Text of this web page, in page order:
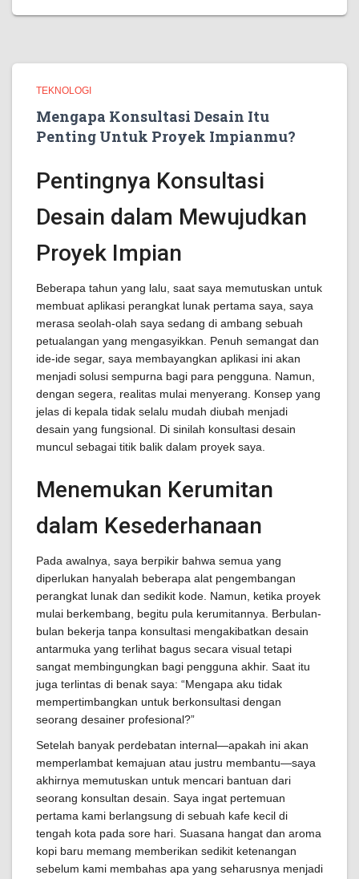
TEKNOLOGI
Mengapa Konsultasi Desain Itu
Penting Untuk Proyek Impianmu?
Pentingnya Konsultasi
Desain dalam Mewujudkan
Proyek Impian
Beberapa tahun yang lalu, saat saya memutuskan untuk
membuat aplikasi perangkat lunak pertama saya, saya
merasa seolah-olah saya sedang di ambang sebuah
petualangan yang mengasyikkan. Penuh semangat dan
ide-ide segar, saya membayangkan aplikasi ini akan
menjadi solusi sempurna bagi para pengguna. Namun,
dengan segera, realitas mulai menyerang. Konsep yang
jelas di kepala tidak selalu mudah diubah menjadi
desain yang fungsional. Di sinilah konsultasi desain
muncul sebagai titik balik dalam proyek saya.
Menemukan Kerumitan
dalam Kesederhanaan
Pada awalnya, saya berpikir bahwa semua yang
diperlukan hanyalah beberapa alat pengembangan
perangkat lunak dan sedikit kode. Namun, ketika proyek
mulai berkembang, begitu pula kerumitannya. Berbulan-
bulan bekerja tanpa konsultasi mengakibatkan desain
antarmuka yang terlihat bagus secara visual tetapi
sangat membingungkan bagi pengguna akhir. Saat itu
juga terlintas di benak saya: “Mengapa aku tidak
mempertimbangkan untuk berkonsultasi dengan
seorang desainer profesional?”
Setelah banyak perdebatan internal—apakah ini akan
memperlambat kemajuan atau justru membantu—saya
akhirnya memutuskan untuk mencari bantuan dari
seorang konsultan desain. Saya ingat pertemuan
pertama kami berlangsung di sebuah kafe kecil di
tengah kota pada sore hari. Suasana hangat dan aroma
kopi baru memang memberikan sedikit ketenangan
sebelum kami membahas apa yang seharusnya menjadi